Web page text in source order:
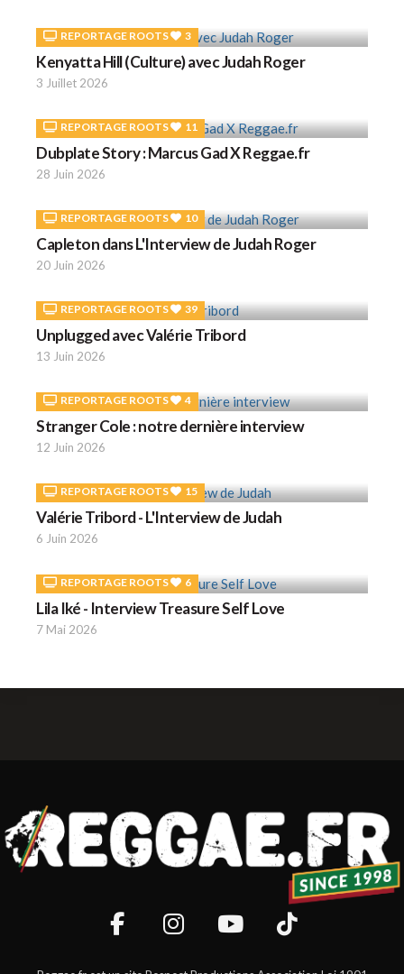
REPORTAGE ROOTS 3
Kenyatta Hill (Culture) avec Judah Roger
3 Juillet 2026
REPORTAGE ROOTS 11
Dubplate Story : Marcus Gad X Reggae.fr
28 Juin 2026
REPORTAGE ROOTS 10
Capleton dans L'Interview de Judah Roger
20 Juin 2026
REPORTAGE ROOTS 39
Unplugged avec Valérie Tribord
13 Juin 2026
REPORTAGE ROOTS 4
Stranger Cole : notre dernière interview
12 Juin 2026
REPORTAGE ROOTS 15
Valérie Tribord - L'Interview de Judah
6 Juin 2026
REPORTAGE ROOTS 6
Lila Iké - Interview Treasure Self Love
7 Mai 2026